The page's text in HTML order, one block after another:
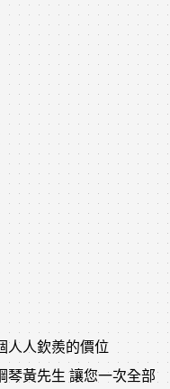
人人欽羨的價位
琴黃先生 讓您一次全部